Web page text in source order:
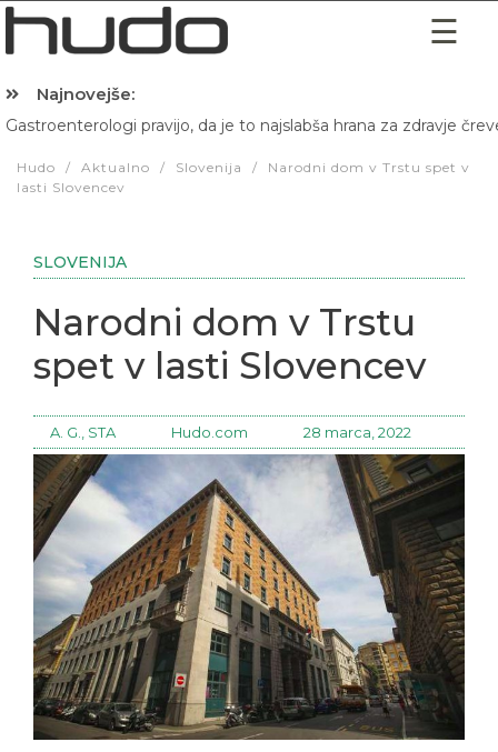
Najnovejše:
Gastroenterologi pravijo, da je to najslabša hrana za zdravje
Hudo / Aktualno / Slovenija /
Narodni dom v Trstu spet v
lasti Slovencev
SLOVENIJA
Narodni dom v Trstu
spet v lasti Slovencev
A. G., STA Hudo.com 28 marca, 2022